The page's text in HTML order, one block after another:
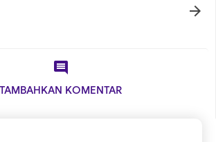


TAMBAHKAN KOMENTAR